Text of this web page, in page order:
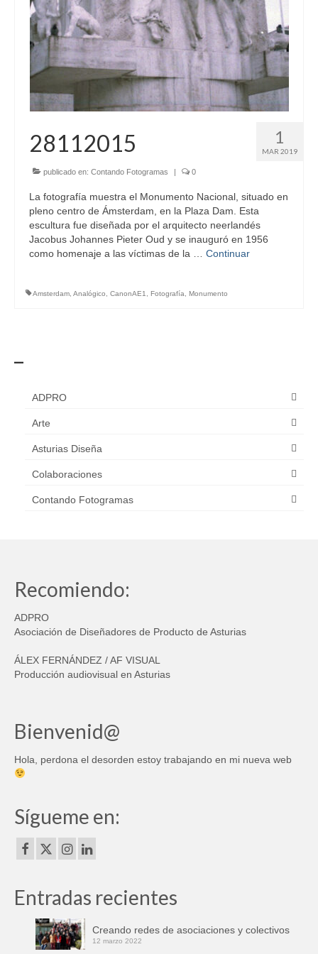
1
MAR 2019
28112015
publicado en: Contando Fotogramas | 0
La fotografía muestra el Monumento Nacional, situado en
pleno centro de Ámsterdam, en la Plaza Dam. Esta
escultura fue diseñada por el arquitecto neerlandés
Jacobus Johannes Pieter Oud y se inauguró en 1956
como homenaje a las víctimas de la … Continuar
Amsterdam Analógico CanonAE1 Fotografía Monumento
ADPRO
Arte
Asturias Diseña
Colaboraciones
Contando Fotogramas
Recomiendo:
ADPRO
Asociación de Diseñadores de Producto de Asturias
ÁLEX FERNÁNDEZ / AF VISUAL
Producción audiovisual en Asturias
Bienvenid@
Hola, perdona el desorden estoy trabajando en mi nueva web
Sígueme en:
Entradas recientes
Creando redes de asociaciones y colectivos
12 marzo 2022